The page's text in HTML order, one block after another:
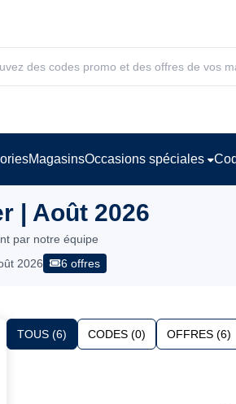
MagasinsOccasions spéciales
| Août 2026
par notre équipe
2026
6 offres
TOUS (6) CODES (0) OFFRES (6)